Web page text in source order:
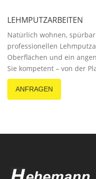
LEHMPUTZARBEITEN
Natürlich wohnen,
professionellen
Oberflächen und ein
Sie kompetent – von der
ANFRAGEN